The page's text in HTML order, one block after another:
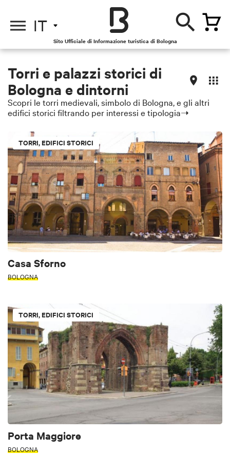
IT
Sito Ufficiale di Informazione turistica di Bologna
Torri e palazzi storici di
Bologna e dintorni
Scopri le torri medievali, simbolo di Bologna, e gli altri
edifici storici filtrando per interessi e tipologia➝
TORRI, EDIFICI STORICI
Casa Sforno
BOLOGNA
TORRI, EDIFICI STORICI
Porta Maggiore
BOLOGNA